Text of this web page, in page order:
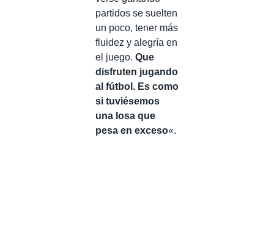
partidos se suelten
un poco, tener más
fluidez y alegría en
el juego. Que
disfruten jugando
al fútbol. Es como
si tuviésemos
una losa que
pesa en exceso«.